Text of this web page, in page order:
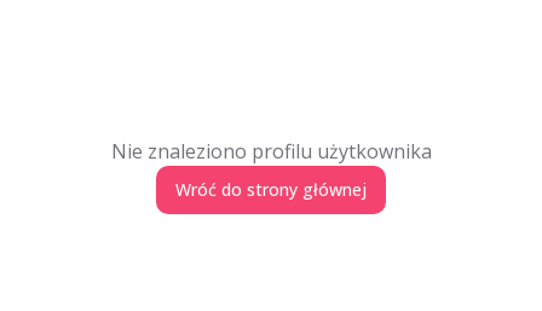
Nie znaleziono profilu użytkownika
Wróć do strony głównej